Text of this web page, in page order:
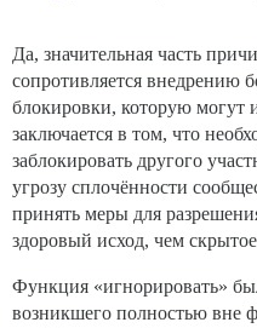
Да, значительная часть
сопротивляется внедрению
блокировки, которую могут
заключается в том, что
заблокировать другого
угрозу сплочённости
принять меры для
здоровый исход, чем
Функция «игнорировать»
возникшего полностью вне